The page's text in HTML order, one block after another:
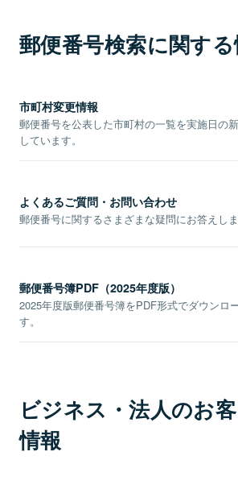
郵便番号検索に関す
市町村変更情報
郵便番号を公表した市町村の一覧を実施日の
しています。
よくあるご質問・お問い合わせ
郵便番号に関するさまざまな疑問にお答えしま
郵便番号簿PDF（2025年度版）
2025年度版郵便番号簿をPDF形式でダウンロ
す。
ビジネス・法人のお
情報